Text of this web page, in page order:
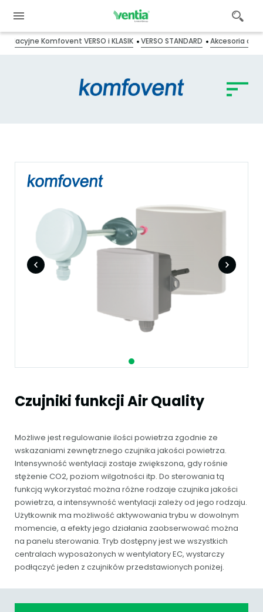
Komfovent VERSO i KLASIK VERSO STANDARD Akcesoria do
Czujniki funkcji Air Quality
Możliwe jest regulowanie ilości powietrza zgodnie ze
wskazaniami zewnętrznego czujnika jakości powietrza.
Intensywność wentylacji zostaje zwiększona, gdy rośnie
stężenie CO2, poziom wilgotności itp. Do sterowania tą
funkcją wykorzystać można różne rodzaje czujnika jakości
powietrza, a intensywność wentylacji zależy od jego rodzaju.
Użytkownik ma możliwość aktywowania trybu w dowolnym
momencie, a efekty jego działania zaobserwować można
na panelu sterowania. Tryb dostępny jest we wszystkich
centralach wyposażonych w wentylatory EC, wystarczy
podłączyć jeden z czujników przedstawionych poniżej.